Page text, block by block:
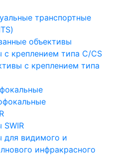
транспортные
объективы
с креплением типа C/CS
с креплением типа
SWIR
для видимого и
инфракрасного